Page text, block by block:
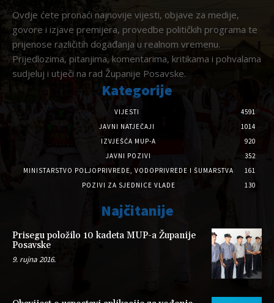
Ovdje ćete pronaći najnovije vijesti, objave za medije,
govore i izjave premijera, provedbe političkih programa te
prijenose različitih događanja u realnom vremenu.
Prijedlozima, pitanjima, komentarima, kritikama i pohvalama
sudjeluj i utječi na rad Županije Posavske.
Kategorije
VIJESTI
4591
JAVNI NATJEČAJI
1014
IZVJEŠĆA MUP-A
920
JAVNI POZIVI
352
MINISTARSTVO POLJOPRIVREDE, VODOPRIVREDE I ŠUMARSTVA
161
POZIVI ZA SJEDNICE VLADE
130
Najčitanije
Prisegu položilo 10 kadeta MUP-a Županije
Posavske
9. rujna 2016.